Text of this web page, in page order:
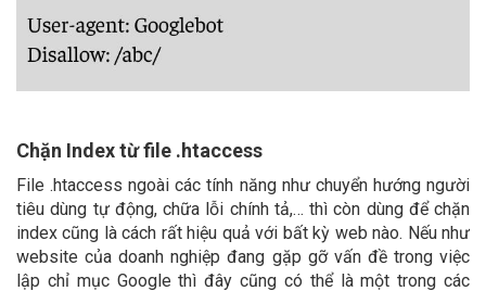
Chặn Index từ file .htaccess
File .htaccess ngoài các tính năng như chuyển hướng người
tiêu dùng tự động, chữa lỗi chính tả,… thì còn dùng để chặn
index cũng là cách rất hiệu quả với bất kỳ web nào. Nếu như
website của doanh nghiệp đang gặp gỡ vấn đề trong việc
lập chỉ mục Google thì đây cũng có thể là một trong các